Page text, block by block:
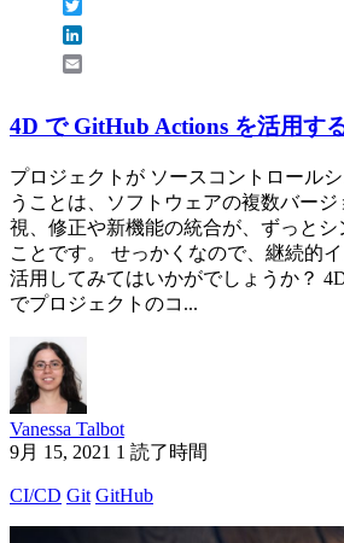
4D で GitHub Actions を活用す
プロジェクトが ソースコントロール
うことは、ソフトウェアの複数バー
視、修正や新機能の統合が、ずっとシ
ことです。 せっかくなので、継続的
活用してみてはいかがでしょうか？
でプロジェクトのコ...
Vanessa Talbot
9月 15, 2021 1 読了時間
CI/CD Git GitHub